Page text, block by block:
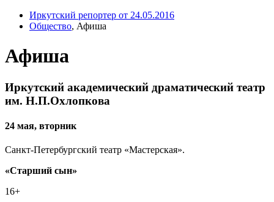
Иркутский репортер от 24.05.2016
Общество, Афиша
Афиша
Иркутский академический драматический театр
им. Н.П.Охлопкова
24 мая, вторник
Санкт-Петербургский театр «Мастерская».
«Старший сын»
16+